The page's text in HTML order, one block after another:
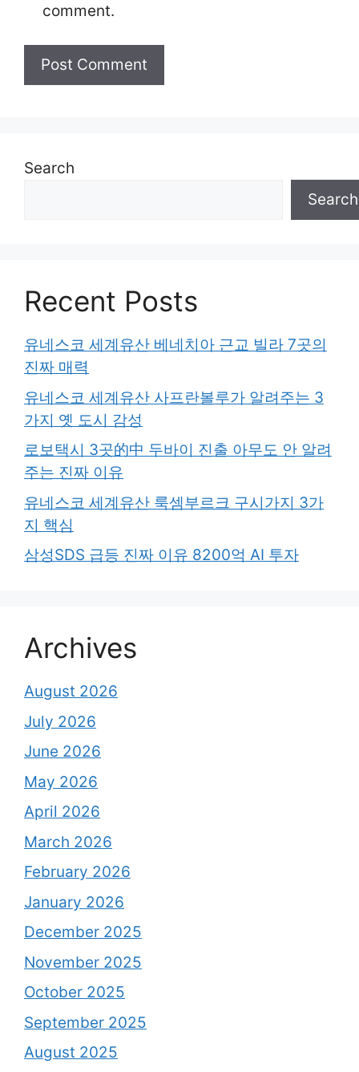
comment.
Search
Search
Recent Posts
유네스코 세계유산 베네치아 근교 빌라 7곳의
진짜 매력
유네스코 세계유산 사프란볼루가 알려주는 3
가지 옛 도시 감성
로보택시 3곳的中 두바이 진출 아무도 안 알려
주는 진짜 이유
유네스코 세계유산 룩셈부르크 구시가지 3가
지 핵심
삼성SDS 급등 진짜 이유 8200억 AI 투자
Archives
August 2026
July 2026
June 2026
May 2026
April 2026
March 2026
February 2026
January 2026
December 2025
November 2025
October 2025
September 2025
August 2025